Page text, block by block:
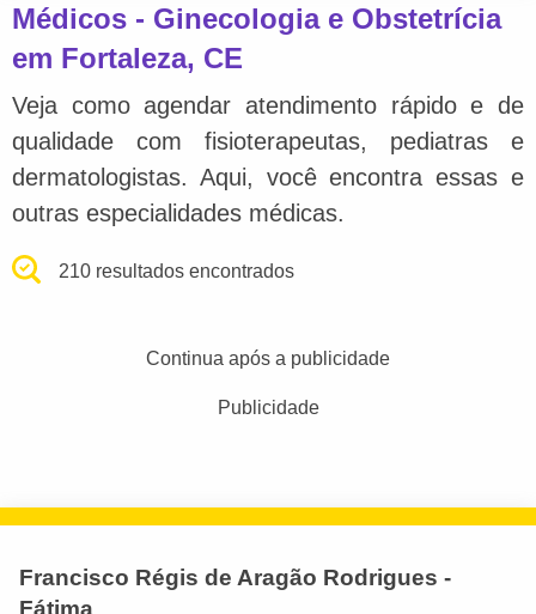
Médicos - Ginecologia e Obstetrícia
em Fortaleza, CE
Veja como agendar atendimento rápido e de
qualidade com fisioterapeutas, pediatras e
dermatologistas. Aqui, você encontra essas e
outras especialidades médicas.
210 resultados encontrados
Continua após a publicidade
Publicidade
Francisco Régis de Aragão Rodrigues -
Fátima